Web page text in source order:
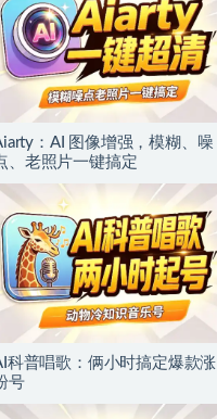
：AI 图像增强，模糊、噪
、老照片一键搞定
科普唱歌：俩小时搞定爆款涨
号